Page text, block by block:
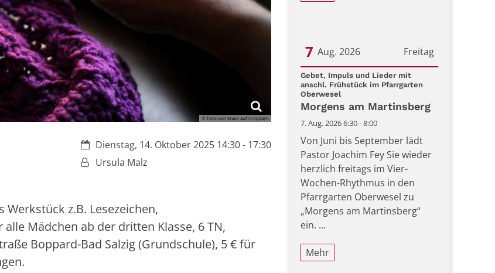
© Foto von Imani auf Unsplash
Datum:Dienstag, 14. Oktober 2025 14:30 - 17:30
Von:Ursula Malz
z.B. Lesezeichen,
Mädchen ab der dritten Klasse, 6 TN,
Boppard-Bad Salzig (Grundschule), 5 € für
Freitag
7 Aug. 2026
Datum: 7. August 2026
Gebet, Impuls und Lieder mit
anschl. Frühstück im Pfarrgarten
Oberwesel
Morgens am Martinsberg
7. Aug. 2026 6:30 - 8:00
Von Juni bis September lädt
Pastor Joachim Fey Sie wieder
herzlich freitags im Vier-
Wochen-Rhythmus in den
Pfarrgarten Oberwesel zu
„Morgens am Martinsberg“
ein. ...
Mehr